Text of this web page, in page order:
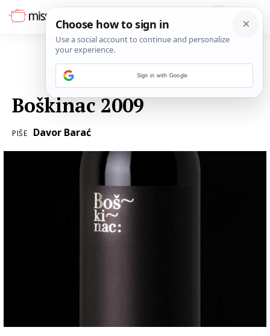
Boškinac 2009
PIŠE Davor Barać
Sign in with Google